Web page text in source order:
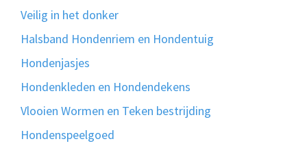
Veilig in het donker
Halsband Hondenriem en Hondentuig
Hondenjasjes
Hondenkleden en Hondendekens
Vlooien Wormen en Teken bestrijding
Hondenspeelgoed